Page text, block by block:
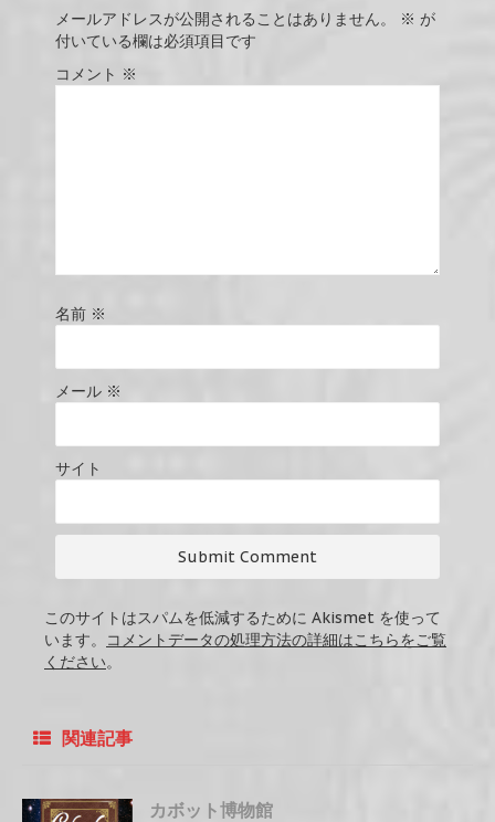
メールアドレスが公開されることはありません。 ※ が
付いている欄は必須項目です
コメント ※
名前 ※
メール ※
サイト
このサイトはスパムを低減するために Akismet を使って
います。
コメントデータの処理方法の詳細はこちらをご覧
ください。
関連記事
カボット博物館